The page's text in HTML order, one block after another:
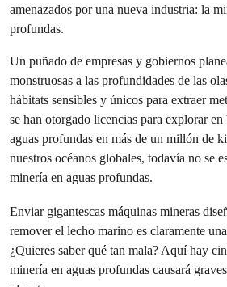
amenazados por una nueva industria: la
profundas.
Un puñado de empresas y gobiernos
monstruosas a las profundidades de las
hábitats sensibles y únicos para extraer
se han otorgado licencias para explorar
aguas profundas en más de un millón de
nuestros océanos globales, todavía no se
minería en aguas profundas.
Enviar gigantescas máquinas mineras
remover el lecho marino es claramente
¿Quieres saber qué tan mala? Aquí hay
minería en aguas profundas causará